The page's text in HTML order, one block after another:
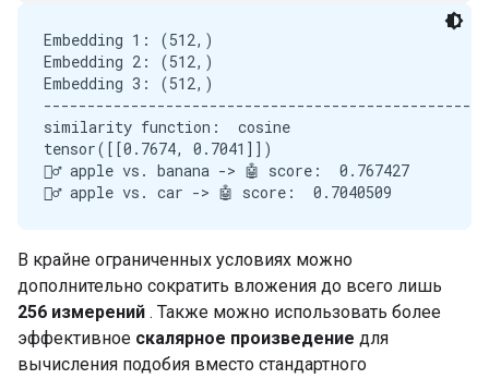
Embedding 1: (512,)
Embedding 2: (512,)
Embedding 3: (512,)
similarity function:  cosine
tensor([[0.7674, 0.7041]])
🙋‍♂️ apple vs. banana -> 🤖 score:  0.767427
В крайне ограниченных условиях можно
дополнительно сократить вложения до всего лишь
256 измерений . Также можно использовать более
эффективное скалярное произведение для
вычисления подобия вместо стандартного